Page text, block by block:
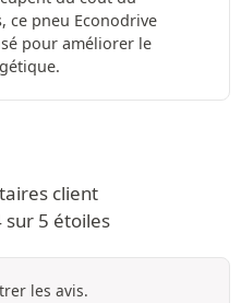
ce pneu Econodrive
pour améliorer le
client
sur 5 étoiles
les avis.